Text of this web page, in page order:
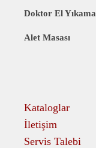
Doktor El Yıkama
Alet Masası
Kataloglar
İletişim
Servis Talebi